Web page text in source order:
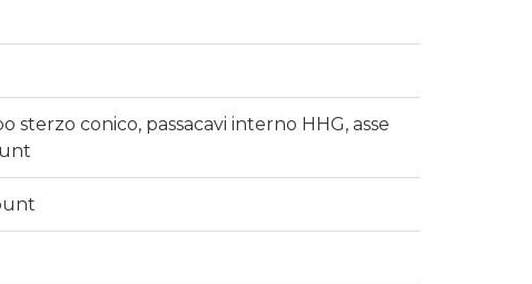
conico, passacavi interno HHG, asse